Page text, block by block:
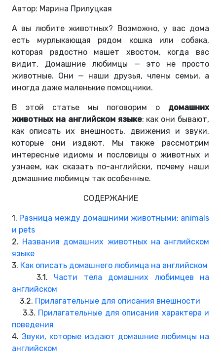
Автор: Марина Прилуцкая
А вы любите животных? Возможно, у вас дома
есть мурлыкающая рядом кошка или собака,
которая радостно машет хвостом, когда вас
видит. Домашние любимцы — это не просто
животные. Они — наши друзья, члены семьи, а
иногда даже маленькие помощники.
В этой статье мы поговорим о домашних
животных на английском языке: как они бывают,
как описать их внешность, движения и звуки,
которые они издают. Мы также рассмотрим
интересные идиомы и пословицы о животных и
узнаем, как сказать по-английски, почему наши
домашние любимцы так особенные.
СОДЕРЖАНИЕ
1. Разница между домашними животными: animals
и pets
2. Названия домашних животных на английском
языке
3. Как описать домашнего любимца на английском
3.1. Части тела домашних любимцев на
английском
3.2. Прилагательные для описания внешности
3.3. Прилагательные для описания характера и
поведения
4.Звуки, которые издают домашние любимцы на
английском